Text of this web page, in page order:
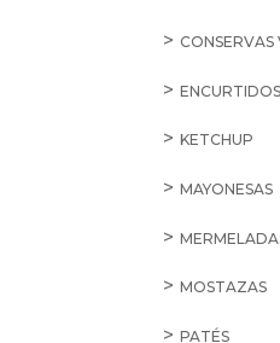
CONSERVAS
ENCURTIDOS
KETCHUP
MAYONESAS
MOSTAZAS
PATÉS